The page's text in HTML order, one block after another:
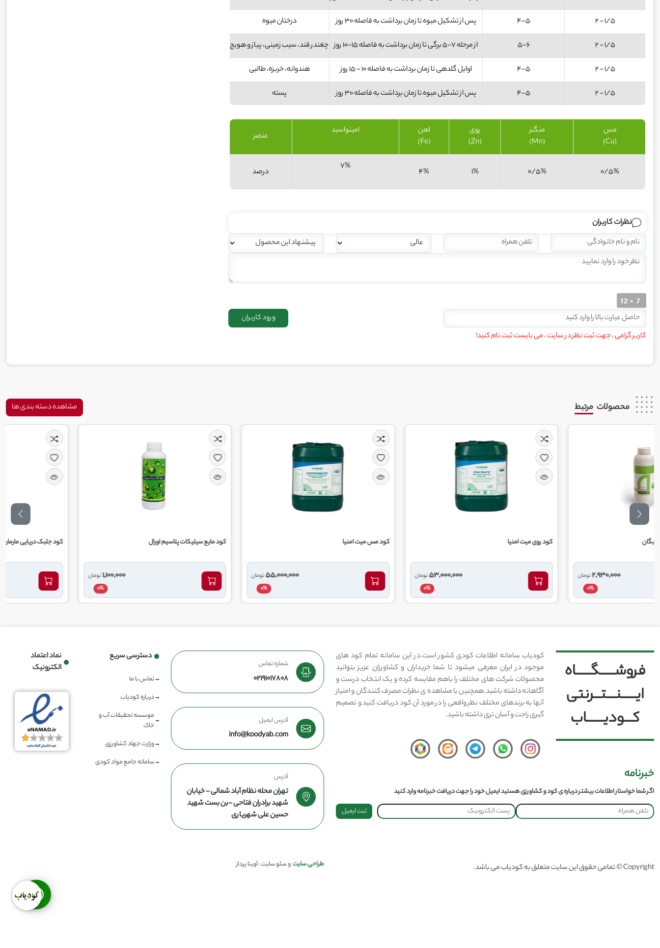
درختان میوه پس از تشکیل میوه تا زمان برداشت به فاصله 30 روز 4-5 1/5 - 2
چغندر قند، سیب زمینی، پیاز و هویج از مرحله 7-5 برگی تا زمان برداشت به فاصله 15-10 روز 5-6 1/5 - 2
هندوانه، خربزه، طالبی اوایل گلدهی تا زمان برداشت به فاصله 10 - 15 روز 4-5 1/5 - 2
پسته پس از تشکیل میوه تا زمان برداشت به فاصله 30 روز 4-5 1/5 - 2
عنصر امینواسید
اهن
(Fe)
روی
(Zn)
منگنز
(Mn)
مس
(Cu)
درصد 7% 4% 1% 0/5% 0/5%
نظرات کاربران
کاربر گرامی ، جهت ثبت نظر در سایت ، می بایست ثبت نام کنید!
محصولات مرتبط مشاهده دسته بندی ها
53,000,000
55,000,000
کود مایع سیلیکات پتاسیم اورال کود جلبک دریایی مارمارین آی اف تی سی
2,500,000
فروشــــــگــــــاه
ایــــــنــــتـــرنتی
کـــودیـــــــاب
کودیاب سامانه اطلاعات کودی کشور است.در این سامانه تمام کود های
موجود در ایران معرفی میشود تا شما خریداران و کشاورزان عزیز بتوانید
محصولات شرکت های مختلف را باهم مقایسه کرده و یک انتخاب درست و
آگاهانه داشته باشید.همچنین با مشاهده ی نظرات مصرف کنندگان و امتیاز
آنها به برندهای مختلف نظر واقعی را در مورد آن کود دریافت کنید و تصمیم
گیری راحت و آسان تری داشته باشید.
خبرنامه
اگر شما خواستار اطلاعات بیشتر درباره ی کود و کشاورزی هستید ایمیل خود را جهت دریافت خبرنامه وارد کنید
ثبت ایمیل
شماره تماس
02191017808
آدرس ایمیل
info@koodyab.com
آدرس
تهران محله نظام آباد شمالی - خیابان
شهید برادران فتاحی -بن بست شهید
حسین علی شهریاری
دسترسی سریع
تماس با ما
درباره کودیاب
موسسه تحقیقات آب و
خاک
وزارت جهاد کشاورزی
سامانه جامع مواد کودی
نماد اعتماد
الکترونیک
Copyright © تمامی حقوق این سایت متعلق به کودیاب می باشد. طراحی سایتو سئو سایت : آوینا پرداز